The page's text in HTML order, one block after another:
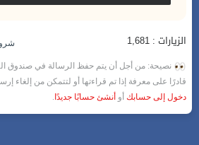
الزيارات : 1,681
نصيحة: من أجل أن يتم حفظ الرسالة في صندوق
قادرًا على معرفة إذا تم قراءتها أو لتتمكن من إلغاء
دخول إلى حسابك أو أنشئ حسابًا جديدًا .